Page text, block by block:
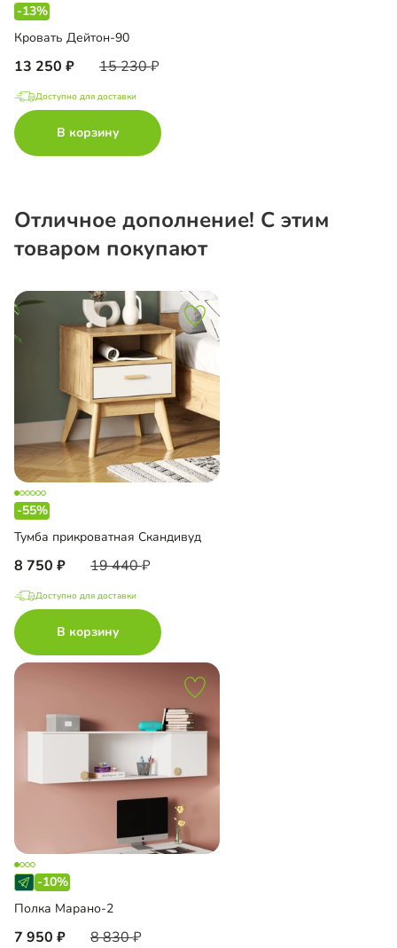
-13%
Кровать Дейтон-90
13 250 15 230
Доступно для доставки
В корзину
Отличное дополнение! С этим
товаром покупают
-55%
Тумба прикроватная Скандивуд
8 750 19 440
Доступно для доставки
В корзину
-10%
Полка Марано-2
7 950 8 830